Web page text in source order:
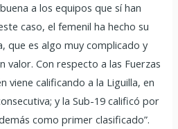
a los equipos que sí han
caso, el femenil ha hecho su
que es algo muy complicado y
valor. Con respecto a las Fuerzas
viene calificando a la Liguilla, en
y la Sub-19 calificó por
como primer clasificado”.